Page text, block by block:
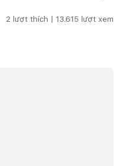
2 lượt thích | 13.615 lượt xem